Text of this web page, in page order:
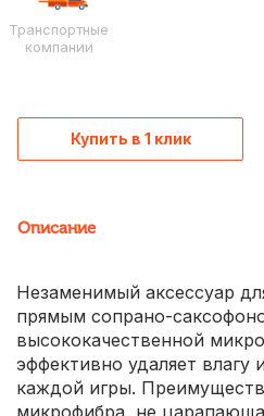
Транспортные
компании
Купить в 1 клик
Описание
Незаменимый аксессуар
прямым сопрано-
высококачественной
эффективно удаляет влагу
каждой игры.
микрофибра, не